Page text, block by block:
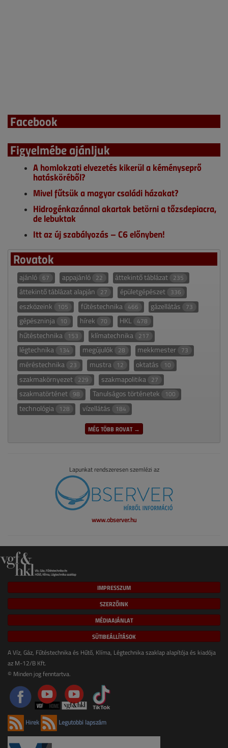
Facebook
Figyelmébe ajánljuk
A homlokzati elvezetés kikerül a kéményseprő
hatásköréből?
Mivel fűtsük a magyar családi házakat?
Hidrogénkazánnal akartak betörni a tőzsdepiacra,
de lebuktak
Itt az új szabályozás – C6 előnyben!
Rovatok
ajánló 67 appajánló 22 áttekintő táblázat 235
áttekintő táblázat alapján 27 épületgépészet 336
eszközeink 105 fűtéstechnika 466 gázellátás 73
gépészninja 10 hírek 70 HKL 478
hűtéstechnika 153 klímatechnika 217
légtechnika 134 megújulók 28 mekkmester 73
méréstechnika 23 mustra 12 oktatás 10
szakmakörnyezet 229 szakmapolitika 27
szakmatörténet 98 Tanulságos történetek 100
technológia 128 vízellátás 184
MÉG TÖBB ROVAT →
Lapunkat rendszeresen szemlézi az
www.observer.hu
IMPRESSZUM
SZERZŐINK
MÉDIAAJÁNLAT
SÜTIBEÁLLÍTÁSOK
A Víz, Gáz, Fűtéstechnika és Hűtő, Klíma, Légtechnika szaklap alapítója és kiadója
az M-12/B Kft.
© Minden jog fenntartva.
Hírek Legutóbbi lapszám